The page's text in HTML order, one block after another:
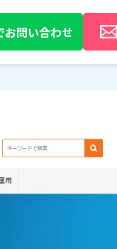
お問い合わせ